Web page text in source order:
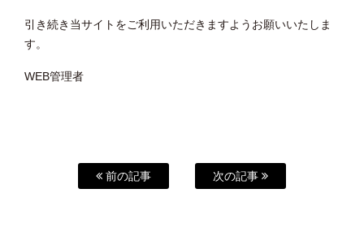
引き続き当サイトをご利用いただきますようお願いいたしま
す。
WEB管理者
前の記事 次の記事